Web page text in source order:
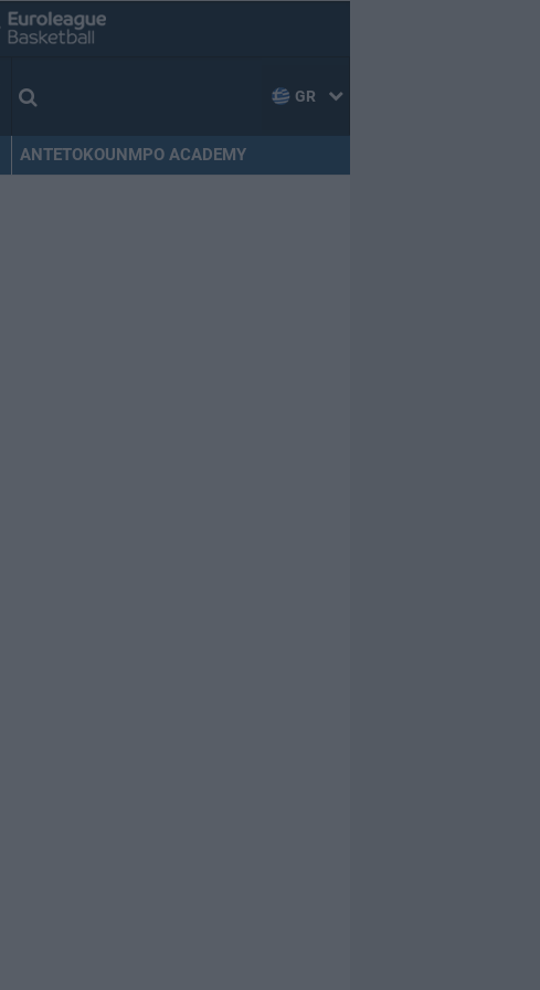
GR
ANTETOKOUNMPO ACADEMY